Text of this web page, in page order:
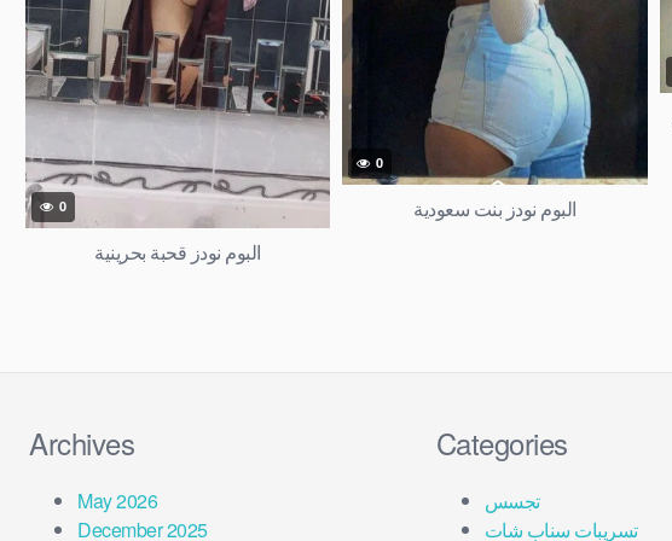
0
البوم نودز قحبة بحرينية
0
البوم نودز بنت سعودية
Archives
May 2026
December 2025
Categories
تجسس
تسريبات سناب شات